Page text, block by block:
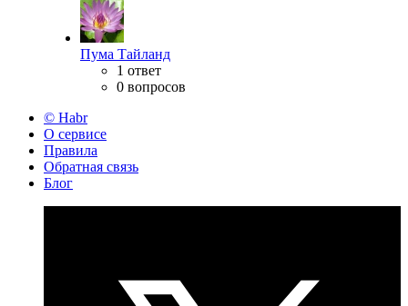
Пума Тайланд
1 ответ
0 вопросов
© Habr
О сервисе
Правила
Обратная связь
Блог